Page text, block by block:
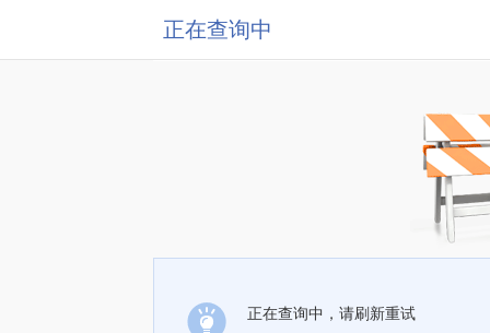
正在查询中
正在查询中，请刷新重试